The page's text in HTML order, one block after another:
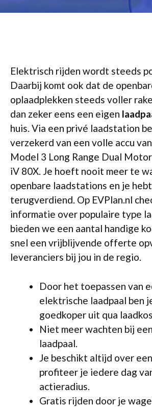
Elektrisch rijden wordt steeds
Daarbij komt ook dat de
oplaadplekken steeds voller
dan zeker eens een eigen
huis. Via een privé laadstation
verzekerd van een volle accu
Model 3 Long Range Dual Motor
iV 80X. Je hoeft nooit meer te
openbare laadstations en je
terugverdiend. Op EVPlan.nl
informatie over populaire type
bieden we een aantal handige
snel een vrijblijvende offerte
leveranciers bij jou in de regio.
Door het toepassen van
elektrische laadpaal ben
goedkoper uit qua
Niet meer wachten bij
laadpaal.
Je beschikt altijd over
profiteer je iedere dag
actieradius.
Gratis rijden door je